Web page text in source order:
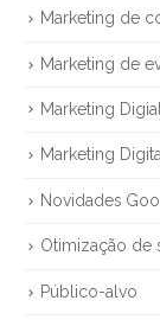
Marketing de
Marketing de
Marketing
Marketing
Novidades
Otimização de
Público-alvo